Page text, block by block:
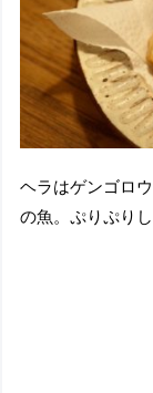
ヘラはゲンゴロ
の魚。ぷりぷり